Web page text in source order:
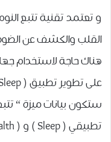
و تعتمد تقنية ﺗﺘﺒﻊ
ﺍﻟﻘﻠﺐ ﻭﺍﻟﻜﺸﻒ ﻋﻦ
ﺳﺘﻜﻮﻥ ﺑﻴﺎﻧﺎﺕ ﻣﻴﺰﺓ “
ﺗﻄﺒﻴﻘﻲ ‏( Sleep ‏) ﻭ ‏( Health ‏).